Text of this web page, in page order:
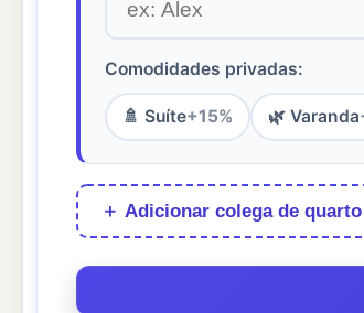
Comodidades privadas:
🚿 Suíte+15% 🌿 Varanda
＋ Adicionar colega de quarto